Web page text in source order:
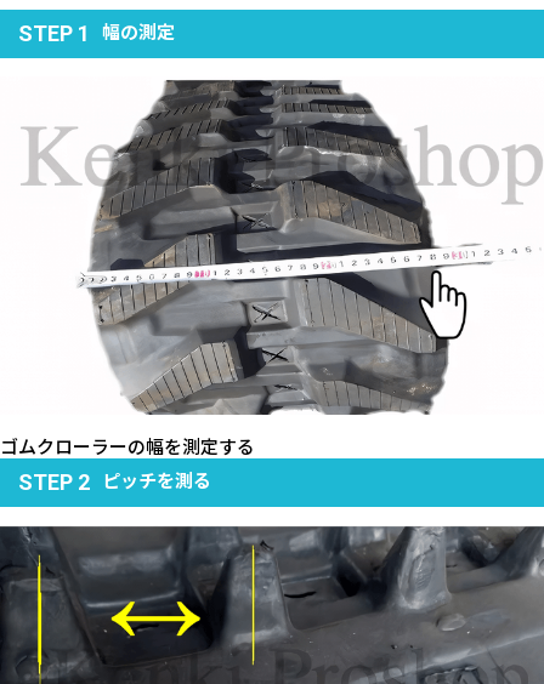
STEP 1 幅の測定
ゴムクローラーの幅を測定する
STEP 2 ピッチを測る